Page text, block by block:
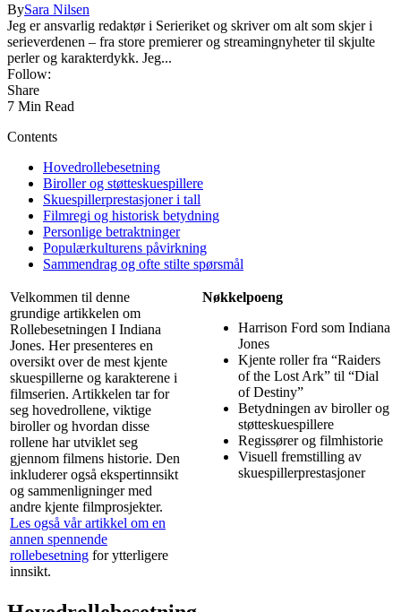
BySara Nilsen
Jeg er ansvarlig redaktør i Serieriket og skriver om alt som skjer i
serieverdenen – fra store premierer og streamingnyheter til skjulte
perler og karakterdykk. Jeg...
Follow:
Share
7 Min Read
Contents
Hovedrollebesetning
Biroller og støtteskuespillere
Skuespillerprestasjoner i tall
Filmregi og historisk betydning
Personlige betraktninger
Populærkulturens påvirkning
Sammendrag og ofte stilte spørsmål
Velkommen til denne
grundige artikkelen om
Rollebesetningen I Indiana
Jones. Her presenteres en
oversikt over de mest kjente
skuespillerne og karakterene i
filmserien. Artikkelen tar for
seg hovedrollene, viktige
biroller og hvordan disse
rollene har utviklet seg
gjennom filmens historie. Den
inkluderer også ekspertinnsikt
og sammenligninger med
andre kjente filmprosjekter.
Les også vår artikkel om en
annen spennende
rollebesetning for ytterligere
innsikt.
Nøkkelpoeng
Harrison Ford som Indiana
Jones
Kjente roller fra “Raiders
of the Lost Ark” til “Dial
of Destiny”
Betydningen av biroller og
støtteskuespillere
Regissører og filmhistorie
Visuell fremstilling av
skuespillerprestasjoner